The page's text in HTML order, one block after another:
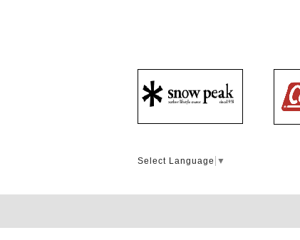
Select Language ▼